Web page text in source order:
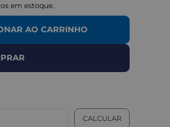
em estoque.
AO CARRINHO